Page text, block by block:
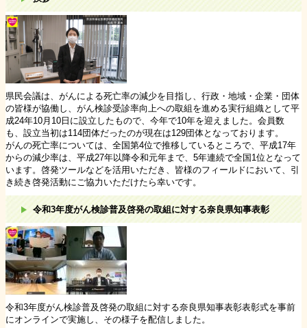
県民会議は、がんによる死亡率の減少を目指し、行政・地域・企業・団体
の皆様が協働し、がん検診受診率向上への取組を進める実行組織として平
成24年10月10日に設立したもので、今年で10年を迎えました。会員数
も、設立当初は114団体だったのが現在は129団体となっております。
がんの死亡率については、全国第4位で推移しているところで、平成17年
からの減少率は、平成27年以降令和元年まで、5年連続で全国1位となって
います。啓発ツールなどを活用いただき、皆様のフィールドにおいて、引
き続き啓発活動にご協力いただけたら幸いです。
令和3年度がん検診普及啓発の取組に対する奈良県知事表彰
令和3年度がん検診普及啓発の取組に対する奈良県知事表彰表彰式を事前
にオンラインで実施し、その様子を配信しました。